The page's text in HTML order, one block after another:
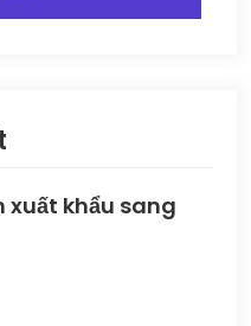
xuất khẩu sang